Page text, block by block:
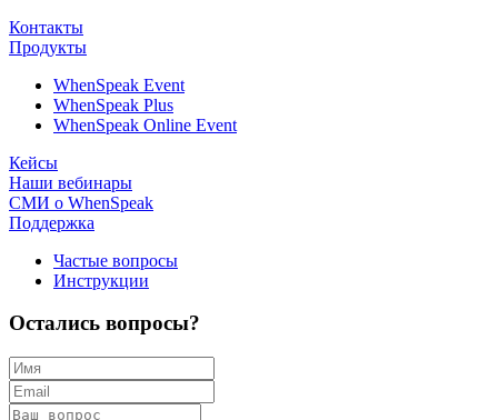
Контакты
Продукты
WhenSpeak Event
WhenSpeak Plus
WhenSpeak Online Event
Кейсы
Наши вебинары
СМИ о WhenSpeak
Поддержка
Частые вопросы
Инструкции
Остались вопросы?